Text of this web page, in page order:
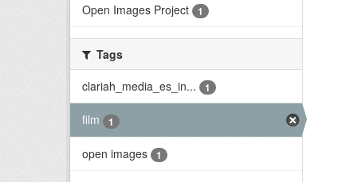
Open Images Project 1
Tags
clariah_media_es_in...
1
film 1
open images 1